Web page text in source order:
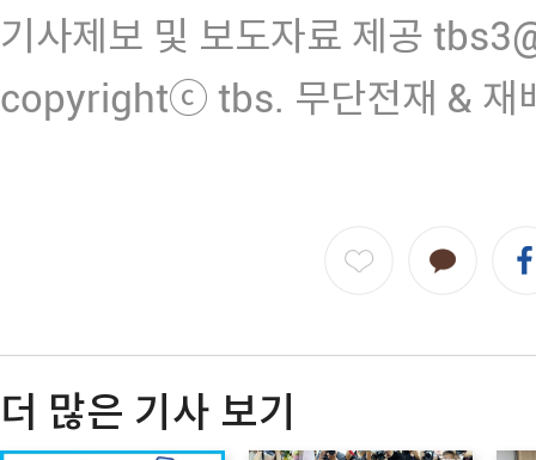
기사제보 및 보도자료 제공
copyrightⓒ tbs. 무단전재 & 재
더 많은 기사 보기